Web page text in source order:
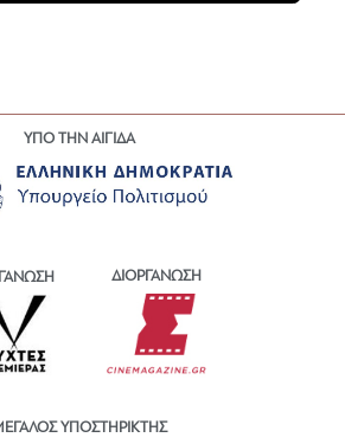
ΥΠΟ ΤΗΝ ΑΙΓΙΔΑ
ΔΙΟΡΓΑΝΩΣΗ
ΥΠΟΣΤΗΡΙΚΤΗΣ